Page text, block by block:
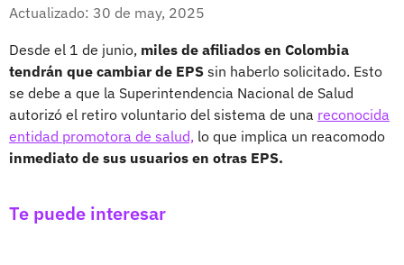
Actualizado: 30 de may, 2025
Desde el 1 de junio, miles de afiliados en Colombia
tendrán que cambiar de EPS sin haberlo solicitado. Esto
se debe a que la Superintendencia Nacional de Salud
autorizó el retiro voluntario del sistema de una reconocida
entidad promotora de salud, lo que implica un reacomodo
inmediato de sus usuarios en otras EPS.
Te puede interesar